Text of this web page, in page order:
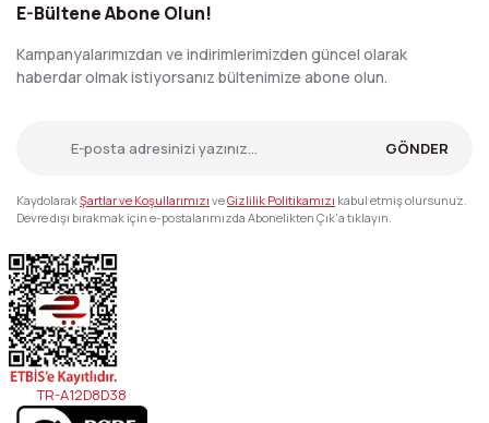
E-Bültene Abone Olun!
Kampanyalarımızdan ve indirimlerimizden güncel olarak
haberdar olmak istiyorsanız bültenimize abone olun.
GÖNDER
KaydolarakŞartlar ve Koşullarımızı veGizlilik Politikamızı kabul etmiş olursunuz.
Devre dışı bırakmak için e-postalarımızda Abonelikten Çık'a tıklayın.
TR-A12D8D38